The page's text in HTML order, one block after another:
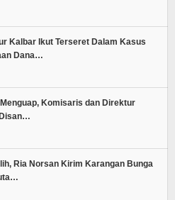
Kalbar Ikut Terseret Dalam Kasus
Dana…
Komisaris dan Direktur
Ria Norsan Kirim Karangan Bunga